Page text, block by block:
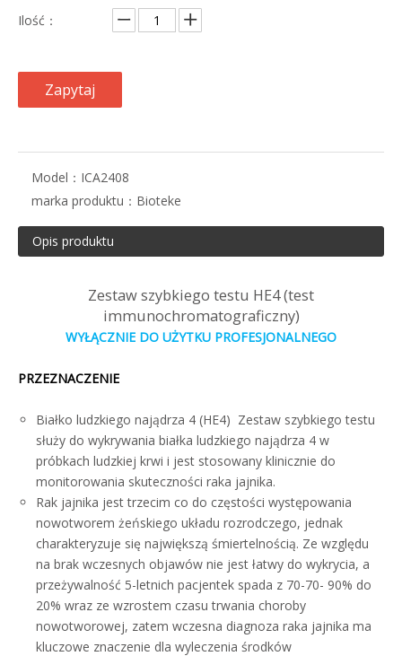
Ilość：
Zapytaj
Model： ICA2408
marka produktu： Bioteke
Opis produktu
Zestaw szybkiego testu HE4 (test
immunochromatograficzny)
WYŁĄCZNIE DO UŻYTKU PROFESJONALNEGO
PRZEZNACZENIE
Białko ludzkiego najądrza 4 (HE4) Zestaw szybkiego testu
służy do wykrywania białka ludzkiego najądrza 4 w
próbkach ludzkiej krwi i jest stosowany klinicznie do
monitorowania skuteczności raka jajnika.
Rak jajnika jest trzecim co do częstości występowania
nowotworem żeńskiego układu rozrodczego, jednak
charakteryzuje się największą śmiertelnością. Ze względu
na brak wczesnych objawów nie jest łatwy do wykrycia, a
przeżywalność 5-letnich pacjentek spada z 70-70- 90% do
20% wraz ze wzrostem czasu trwania choroby
nowotworowej, zatem wczesna diagnoza raka jajnika ma
kluczowe znaczenie dla wyleczenia środków